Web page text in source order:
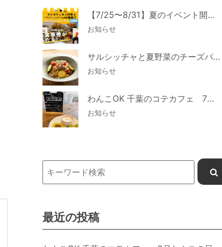
【7/25〜8/31】夏のイベント開催
お知らせ
サルシッチャと夏野菜のチーズパスタ期間限定新メニュー登場！
お知らせ
わんこOK 千葉のコテカフェ 7月わんこの日 白身魚とカラフルやさいのオムレツ
お知らせ
最近の投稿